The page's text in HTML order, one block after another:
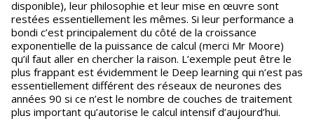
disponible), leur philosophie et leur mise en œuvre sont
restées essentiellement les mêmes. Si leur performance a
bondi c’est principalement du côté de la croissance
exponentielle de la puissance de calcul (merci Mr Moore)
qu’il faut aller en chercher la raison. L’exemple peut être le
plus frappant est évidemment le Deep learning qui n’est pas
essentiellement différent des réseaux de neurones des
années 90 si ce n’est le nombre de couches de traitement
plus important qu’autorise le calcul intensif d’aujourd’hui.